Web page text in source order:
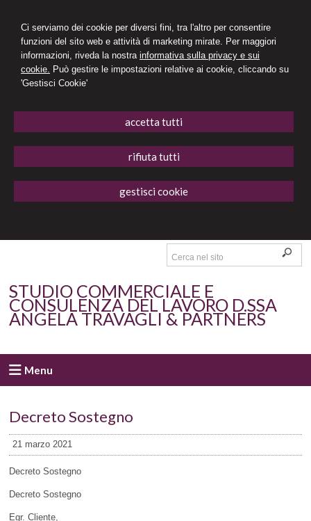
Ci serviamo dei cookie per diversi fini, tra l'altro per consentire
funzioni del sito web e attività di marketing mirate. Per maggiori
informazioni, riveda la nostra informativa sulla privacy e sui
cookie. Può gestire le impostazioni relative ai cookie, cliccando su
'Gestisci Cookie'
accetta tutti
rifiuta tutti
gestisci cookie
STUDIO COMMERCIALE E
CONSULENZA DEL LAVORO D.SSA
ANGELA TRAVAGLI & PARTNERS
Menu
Decreto Sostegno
21 marzo 2021
Decreto Sostegno
Decreto Sostegno
Egr. Cliente,